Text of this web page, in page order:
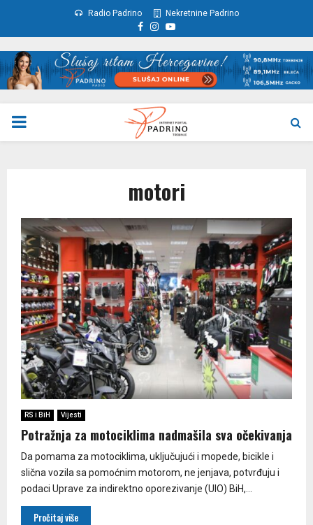
Radio Padrino Nekretnine Padrino
Facebook
Instagram
Youtube
PRIMARY
motori
RS i BiH Vijesti
Potražnja za motociklima nadmašila sva očekivanja
Da pomama za motociklima, uključujući i mopede, bicikle i
slična vozila sa pomoćnim motorom, ne jenjava, potvrđuju i
podaci Uprave za indirektno oporezivanje (UIO) BiH,...
Pročitaj više